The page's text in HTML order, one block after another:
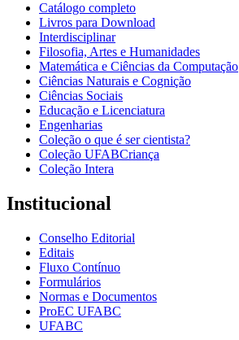
Catálogo completo
Livros para Download
Interdisciplinar
Filosofia, Artes e Humanidades
Matemática e Ciências da Computação
Ciências Naturais e Cognição
Ciências Sociais
Educação e Licenciatura
Engenharias
Coleção o que é ser cientista?
Coleção UFABCriança
Coleção Intera
Institucional
Conselho Editorial
Editais
Fluxo Contínuo
Formulários
Normas e Documentos
ProEC UFABC
UFABC